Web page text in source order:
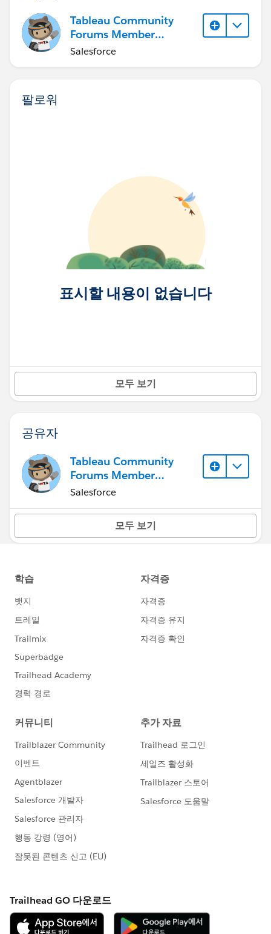
Tableau Community
Forums Member
(Inactive)
Salesforce
팔로워
표시할 내용이 없습니다
모두 보기
공유자
Tableau Community
Forums Member
(Inactive)
Salesforce
모두 보기